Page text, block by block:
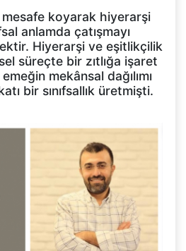
koyarak hiyerarşi
anlamda çatışmayı
Hiyerarşi ve eşitlikçilik
süreçte bir zıtlığa işaret
mekânsal dağılımı
bir sınıfsallık üretmişti.